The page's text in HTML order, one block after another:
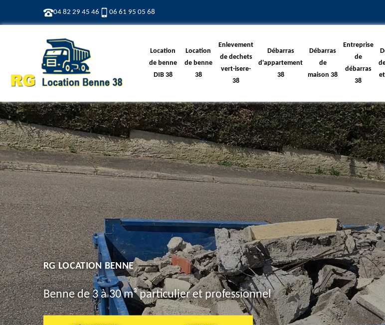
04 82 29 45 46 06 61 95 05 68
Location
de benne
DIB 38
Location
de benne
38
Enlevement
de dechets
vert-isere-
38
Débarras
d'appartement
38
Débarras
de
maison 38
Entreprise
de
débarras
38
RG LOCATION BENNE
Benne de 3 à 30 m³ particulier et professionnel